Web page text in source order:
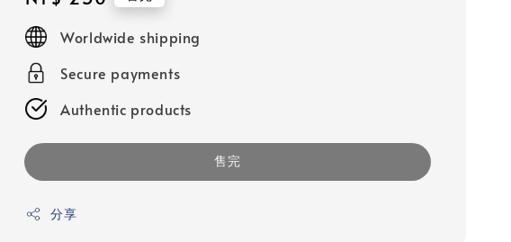
priceWorldwide shipping
Secure payments
Authentic products
售完
分享